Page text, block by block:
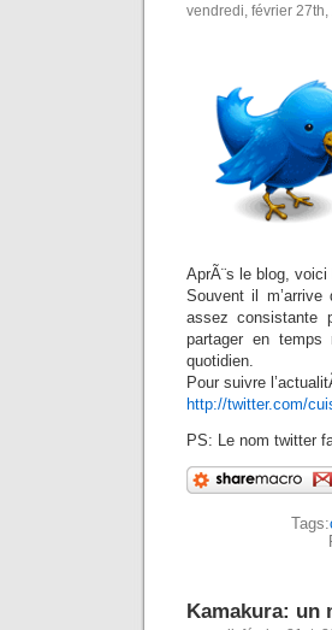
vendredi, février 27th,
AprÃ¨s le blog,
Souvent il
assez consistante
partager en
quotidien.
Pour suivre
http://twitter.com/
PS: Le nom twitter
Tags:
Kamakura: